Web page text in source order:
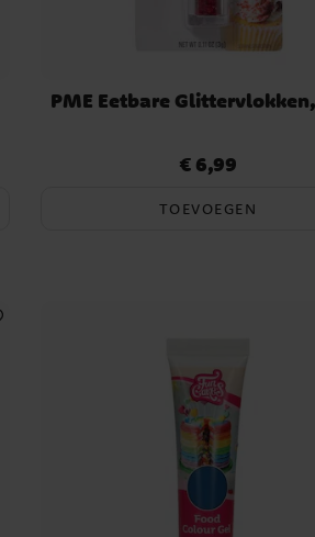
PME Eetbare
Prijs:€ 6,99
€ 6,99
TOEVOEGEN